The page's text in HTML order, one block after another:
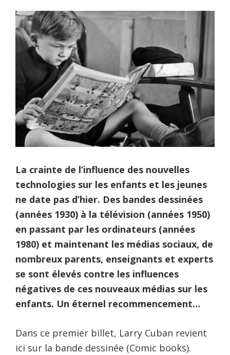
La crainte de l’influence des nouvelles
technologies sur les enfants et les jeunes
ne date pas d’hier. Des bandes dessinées
(années 1930) à la télévision (années 1950)
en passant par les ordinateurs (années
1980) et maintenant les médias sociaux, de
nombreux parents, enseignants et experts
se sont élevés contre les influences
négatives de ces nouveaux médias sur les
enfants. Un éternel recommencement…
Dans ce premier billet, Larry Cuban revient
ici sur la bande dessinée (Comic books).